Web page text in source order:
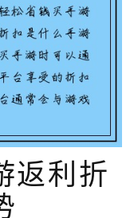
返利折